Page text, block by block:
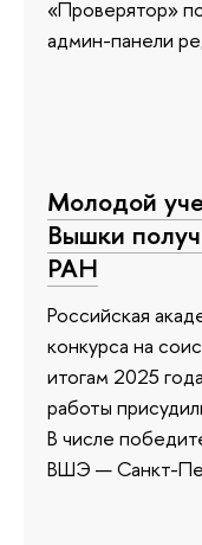
«Проверятор»
админ-панели
Молодой
Вышки
РАН
Российская
конкурса на
итогам 2025
работы
В числе
ВШЭ — Санкт-